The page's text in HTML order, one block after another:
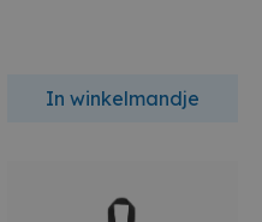
In winkelmandje